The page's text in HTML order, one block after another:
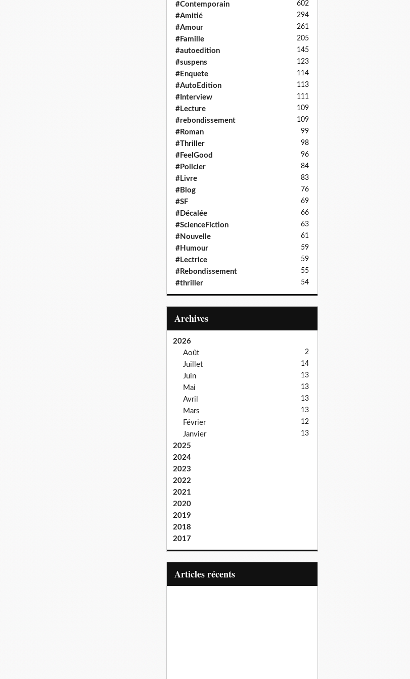
#Contemporain 602
#Amitié 294
#Amour 261
#Famille 205
#autoedition 145
#suspens 123
#Enquete 114
#AutoEdition 113
#Interview 111
#Lecture 109
#rebondissement 109
#Roman 99
#Thriller 98
#FeelGood 96
#Policier 84
#Livre 83
#Blog 76
#SF 69
#Décalée 66
#ScienceFiction 63
#Nouvelle 61
#Humour 59
#Lectrice 59
#Rebondissement 55
#thriller 54
Archives
2026
Août
2
Juillet 14
Juin 13
Mai 13
Avril 13
Mars 13
Février 12
Janvier 13
2025
2024
2023
2022
2021
2020
2019
2018
2017
articles récents